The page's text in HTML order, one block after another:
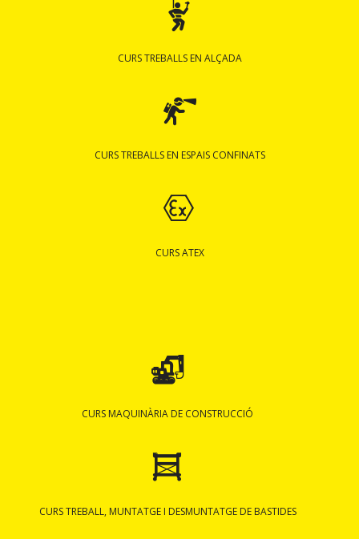
CURS TREBALLS EN ALÇADA
CURS TREBALLS EN ESPAIS CONFINATS
CURS ATEX
CURS MAQUINÀRIA DE CONSTRUCCIÓ
CURS TREBALL, MUNTATGE I DESMUNTATGE DE BASTIDES